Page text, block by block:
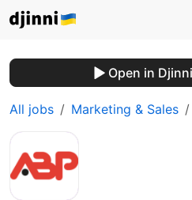
Open in
All jobs Marketing & Sales